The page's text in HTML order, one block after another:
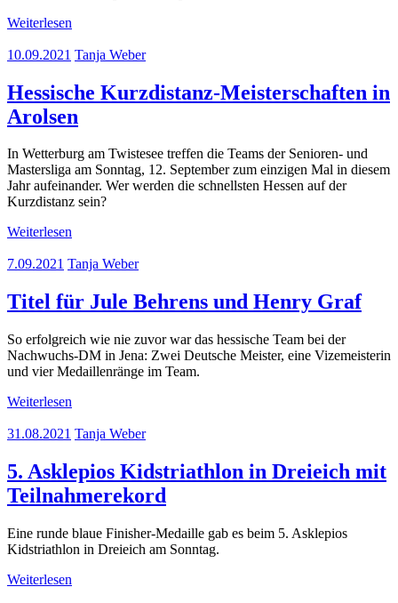
Weiterlesen
10.09.2021 Tanja Weber
Hessische Kurzdistanz-Meisterschaften in
Arolsen
In Wetterburg am Twistesee treffen die Teams der Senioren- und
Mastersliga am Sonntag, 12. September zum einzigen Mal in diesem
Jahr aufeinander. Wer werden die schnellsten Hessen auf der
Kurzdistanz sein?
Weiterlesen
7.09.2021 Tanja Weber
Titel für Jule Behrens und Henry Graf
So erfolgreich wie nie zuvor war das hessische Team bei der
Nachwuchs-DM in Jena: Zwei Deutsche Meister, eine Vizemeisterin
und vier Medaillenränge im Team.
Weiterlesen
31.08.2021 Tanja Weber
5. Asklepios Kidstriathlon in Dreieich mit
Teilnahmerekord
Eine runde blaue Finisher-Medaille gab es beim 5. Asklepios
Kidstriathlon in Dreieich am Sonntag.
Weiterlesen